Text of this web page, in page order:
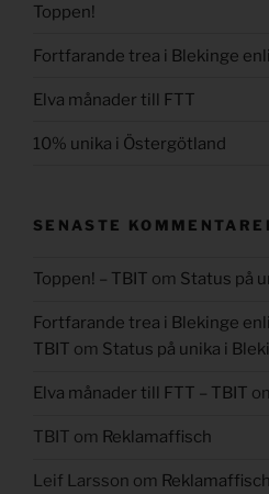
Toppen!
Fortfarande trea i Blekinge
Elva månader till FTT
10% unika i Östergötland
SENASTE
Toppen! – TBIT om Status på
Fortfarande trea i Blekinge
TBIT om Status på unika i
Elva månader till FTT – TBIT
TBIT om Reklamaffisch
Leif Larsson om Reklamaffisch